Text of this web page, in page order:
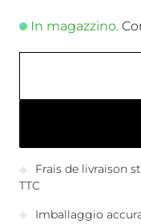
In magazzino.
Frais de livraison
TTC
Imballaggio